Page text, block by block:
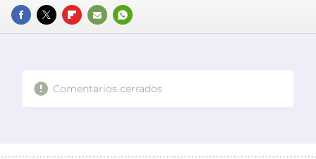
FACEBOOK
TWITTERFLIPBOARD
E-
WHATSAPP
Comentarios cerrados